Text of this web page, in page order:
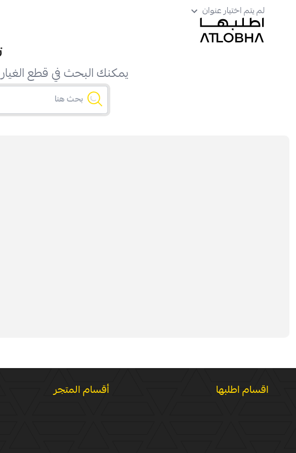
لم يتم اختيار عنوان
يمكنك البحث في قطع
اقسام اطلبها أقسام المتجر